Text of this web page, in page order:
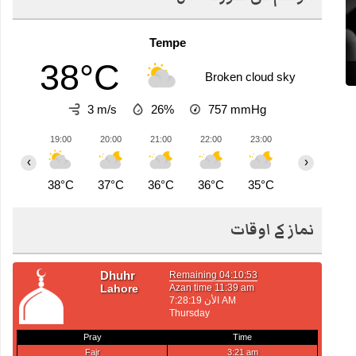
Tempe
38°C Broken cloud sky
3 m/s 26% 757 mmHg
19:00
38°C
20:00
37°C
21:00
36°C
22:00
36°C
23:00
35°C
‹ ›
نماز کے اوقات